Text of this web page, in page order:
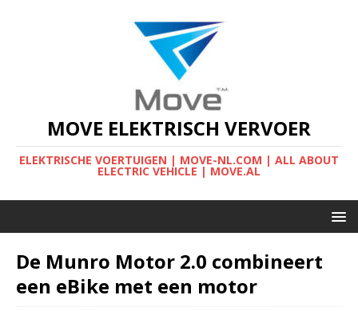
MOVE ELEKTRISCH VERVOER
ELEKTRISCHE VOERTUIGEN | MOVE-NL.COM | ALL ABOUT
ELECTRIC VEHICLE | MOVE.AL
De Munro Motor 2.0 combineert
een eBike met een motor